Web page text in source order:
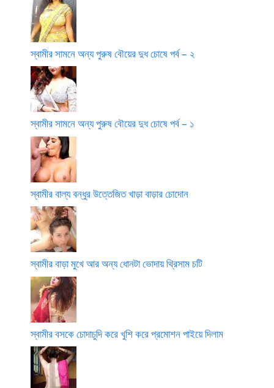
স্বামীর সামনে অন্য পুরুষ বৌয়ের দুধ চোষে পর্ব – ২
স্বামীর সামনে অন্য পুরুষ বৌয়ের দুধ চোষে পর্ব – ১
স্বামীর বাল্য বন্ধুর উত্তেজিত খাড়া বাড়ার চোদোন
স্বামীর বাড়া মুখে আর অন্য ধোনটা ভোদায় থ্রিসাম চটি
স্বামীর বসকে চোদাচুদি করে খুশি করে প্রমোশন পাইয়ে দিলাম